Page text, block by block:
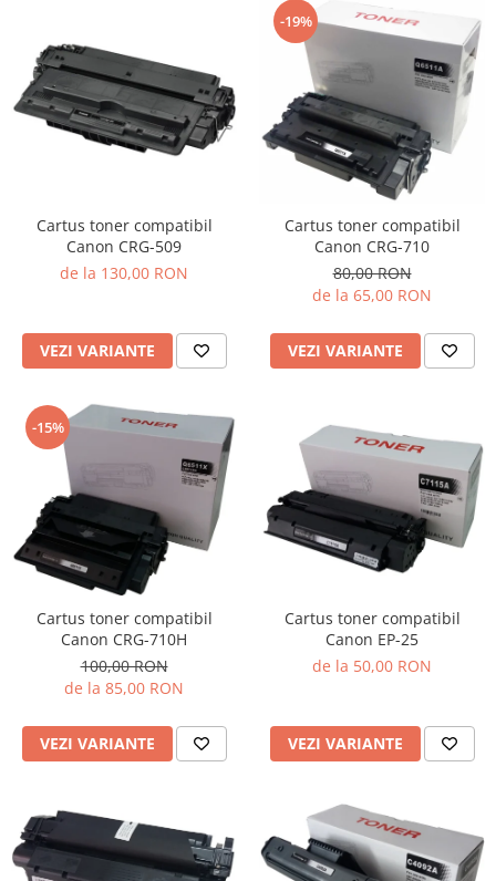
Cartus toner compatibil
Canon CRG-509
de la 130,00 RON
VEZI VARIANTE
-19%
Cartus toner compatibil
Canon CRG-710
80,00 RON
de la 65,00 RON
VEZI VARIANTE
-15%
Cartus toner compatibil
Canon CRG-710H
100,00 RON
de la 85,00 RON
VEZI VARIANTE
Cartus toner compatibil
Canon EP-25
de la 50,00 RON
VEZI VARIANTE